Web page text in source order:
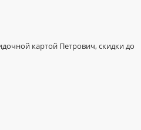
картой Петрович, скидки до